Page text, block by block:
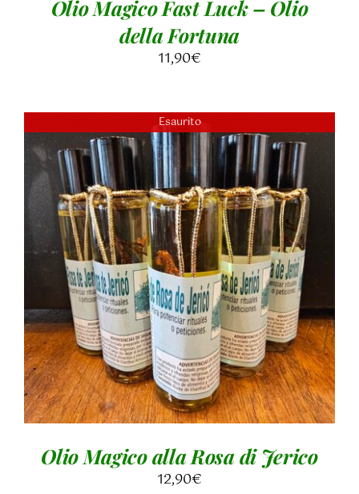
Olio Magico Fast Luck – Olio
della Fortuna
11,90€
Esaurito
DETTAGLI
Olio Magico alla Rosa di Jerico
12,90€